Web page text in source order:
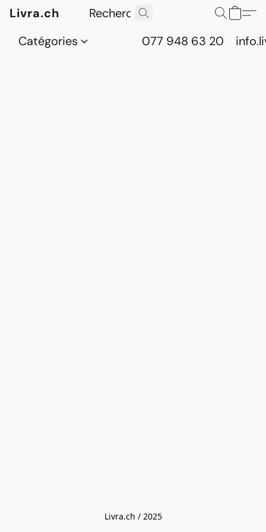
Livra.ch
Catégories
077 948 63 20
Livra.ch / 2025